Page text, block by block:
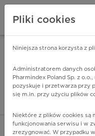
ZALOGUJ
Pliki cookies
Niniejsza strona korzysta z
Administratorem danych
Pharmindex Poland Sp. z
pozyskuje i przetwarza przy
się m.in. przy użyciu plików
Niektóre z plików cookies są
funkcjonowania serwisu i w
zrezygnować. W przypadku
ZA DARMO - w